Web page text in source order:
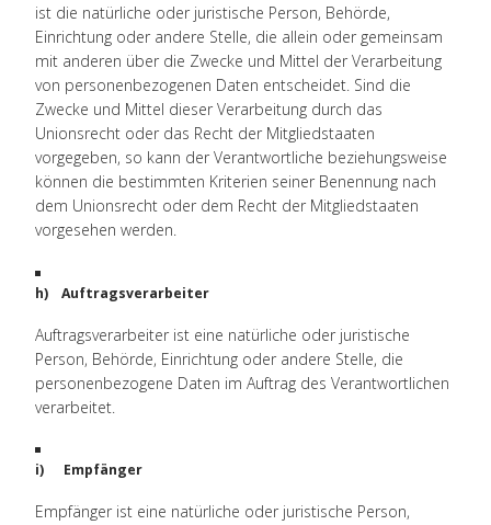
ist die natürliche oder juristische Person, Behörde,
Einrichtung oder andere Stelle, die allein oder gemeinsam
mit anderen über die Zwecke und Mittel der Verarbeitung
von personenbezogenen Daten entscheidet. Sind die
Zwecke und Mittel dieser Verarbeitung durch das
Unionsrecht oder das Recht der Mitgliedstaaten
vorgegeben, so kann der Verantwortliche beziehungsweise
können die bestimmten Kriterien seiner Benennung nach
dem Unionsrecht oder dem Recht der Mitgliedstaaten
vorgesehen werden.
h) Auftragsverarbeiter
Auftragsverarbeiter ist eine natürliche oder juristische
Person, Behörde, Einrichtung oder andere Stelle, die
personenbezogene Daten im Auftrag des Verantwortlichen
verarbeitet.
i) Empfänger
Empfänger ist eine natürliche oder juristische Person,